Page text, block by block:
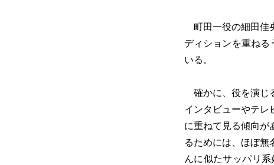
町田一役の細田佳
ディションを重ねる
いる。
確かに、役を演じ
インタビューやテレ
に重ねて見る傾向が
るためには、ほぼ無
んに似たサッパリ